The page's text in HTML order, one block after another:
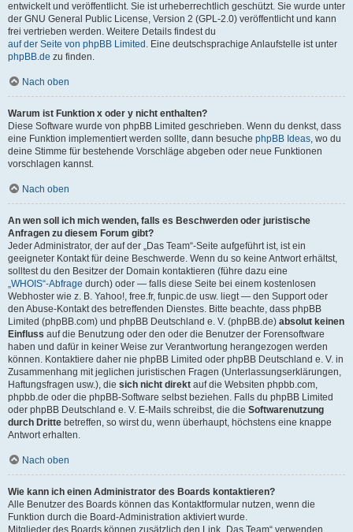
entwickelt und veröffentlicht. Sie ist urheberrechtlich geschützt. Sie wurde unter
der GNU General Public License, Version 2 (GPL-2.0) veröffentlicht und kann
frei vertrieben werden. Weitere Details findest du
auf der Seite von phpBB Limited . Eine deutschsprachige Anlaufstelle ist unter
phpBB.de zu finden.
Nach oben
Warum ist Funktion x oder y nicht enthalten?
Diese Software wurde von phpBB Limited geschrieben. Wenn du denkst, dass
eine Funktion implementiert werden sollte, dann besuche phpBB Ideas, wo du
deine Stimme für bestehende Vorschläge abgeben oder neue Funktionen
vorschlagen kannst.
Nach oben
An wen soll ich mich wenden, falls es Beschwerden oder juristische
Anfragen zu diesem Forum gibt?
Jeder Administrator, der auf der „Das Team“-Seite aufgeführt ist, ist ein
geeigneter Kontakt für deine Beschwerde. Wenn du so keine Antwort erhältst,
solltest du den Besitzer der Domain kontaktieren (führe dazu eine
„WHOIS“-Abfrage durch) oder — falls diese Seite bei einem kostenlosen
Webhoster wie z. B. Yahoo!, free.fr, funpic.de usw. liegt — den Support oder
den Abuse-Kontakt des betreffenden Dienstes. Bitte beachte, dass phpBB
Limited (phpBB.com) und phpBB Deutschland e. V. (phpBB.de) absolut keinen
Einfluss auf die Benutzung oder den oder die Benutzer der Forensoftware
haben und dafür in keiner Weise zur Verantwortung herangezogen werden
können. Kontaktiere daher nie phpBB Limited oder phpBB Deutschland e. V. in
Zusammenhang mit jeglichen juristischen Fragen (Unterlassungserklärungen,
Haftungsfragen usw.), die sich nicht direkt auf die Websiten phpbb.com,
phpbb.de oder die phpBB-Software selbst beziehen. Falls du phpBB Limited
oder phpBB Deutschland e. V. E-Mails schreibst, die die Softwarenutzung
durch Dritte betreffen, so wirst du, wenn überhaupt, höchstens eine knappe
Antwort erhalten.
Nach oben
Wie kann ich einen Administrator des Boards kontaktieren?
Alle Benutzer des Boards können das Kontaktformular nutzen, wenn die
Funktion durch die Board-Administration aktiviert wurde.
Mitglieder des Boards können zusätzlich den Link „Das Team“ verwenden.